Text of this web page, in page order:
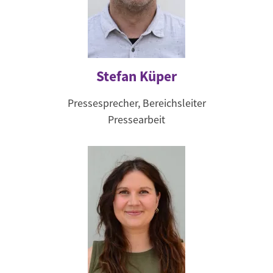
Stefan Küper
Pressesprecher, Bereichsleiter
Pressearbeit